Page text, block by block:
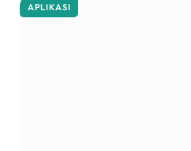
APLIKASI